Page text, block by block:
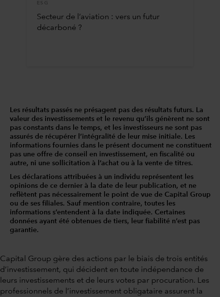
ESG
Secteur de l’aviation : vers un futur
décarboné ?
Les résultats passés ne présagent pas des résultats futurs. La
valeur des investissements et le revenu qu’ils génèrent ne sont
pas constants dans le temps, et les investisseurs ne sont pas
assurés de récupérer l’intégralité de leur mise initiale. Les
informations fournies dans le présent document ne constituent
pas une offre de conseil en investissement, en fiscalité ou
autre, ni une sollicitation à l’achat ou à la vente de titres.
Les déclarations attribuées à un individu représentent les
opinions de ce dernier à la date de leur publication, et ne
reflètent pas nécessairement le point de vue de Capital Group
ou de ses filiales. Sauf mention contraire, toutes les
informations s’entendent à la date indiquée. Certaines
données ayant été obtenues de tiers, leur fiabilité n’est pas
garantie.
Capital Group gère des actions par le biais de trois entités
d’investissement, qui décident en toute indépendance de
leurs investissements et de leurs votes par procuration. Les
professionnels de l’investissement obligataire assurent la